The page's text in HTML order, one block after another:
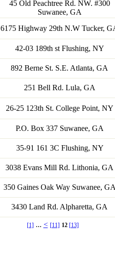
45 Old Peachtree Rd. NW. #300
Suwanee, GA
6175 Highway 29th N.W Tucker,
42-03 189th st Flushing, NY
892 Berne St. S.E. Atlanta, GA
251 Bell Rd. Lula, GA
26-25 123th St. College Point, NY
P.O. Box 337 Suwanee, GA
35-91 161 3C Flushing, NY
3038 Evans Mill Rd. Lithonia, GA
350 Gaines Oak Way Suwanee,
3430 Land Rd. Alpharetta, GA
[1]... < [11] 12 [13]